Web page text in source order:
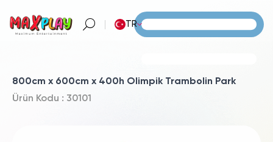
TR
800cm x 600cm x 400h Olimpik Trambolin Park
Ürün Kodu : 30101